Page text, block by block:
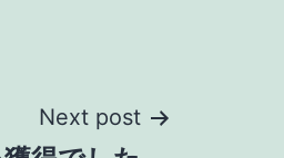
Next post